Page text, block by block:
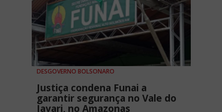
DESGOVERNO BOLSONARO
Justiça condena Funai a
garantir segurança no Vale do
Javari, no Amazonas